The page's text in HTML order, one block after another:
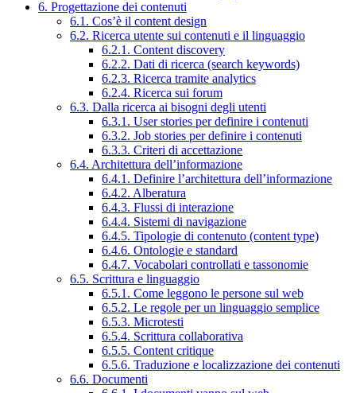
6. Progettazione dei contenuti
6.1. Cos’è il content design
6.2. Ricerca utente sui contenuti e il linguaggio
6.2.1. Content discovery
6.2.2. Dati di ricerca (search keywords)
6.2.3. Ricerca tramite analytics
6.2.4. Ricerca sui forum
6.3. Dalla ricerca ai bisogni degli utenti
6.3.1. User stories per definire i contenuti
6.3.2. Job stories per definire i contenuti
6.3.3. Criteri di accettazione
6.4. Architettura dell’informazione
6.4.1. Definire l’architettura dell’informazione
6.4.2. Alberatura
6.4.3. Flussi di interazione
6.4.4. Sistemi di navigazione
6.4.5. Tipologie di contenuto (content type)
6.4.6. Ontologie e standard
6.4.7. Vocabolari controllati e tassonomie
6.5. Scrittura e linguaggio
6.5.1. Come leggono le persone sul web
6.5.2. Le regole per un linguaggio semplice
6.5.3. Microtesti
6.5.4. Scrittura collaborativa
6.5.5. Content critique
6.5.6. Traduzione e localizzazione dei contenuti
6.6. Documenti